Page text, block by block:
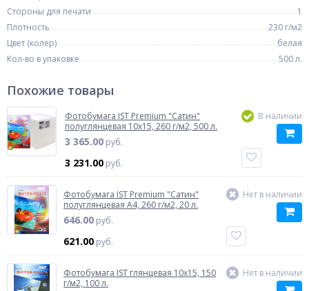
Стороны для печати
1
Плотность
230 г/м2
Цвет (колер)
белая
Кол-во в упаковке
500 л.
Похожие товары
Фотобумага IST Premium "Сатин"
полуглянцевая 10x15, 260 г/м2, 500 л.
3 365.00 руб.
3 231.00 руб.
В наличии
Фотобумага IST Premium "Сатин"
полуглянцевая A4, 260 г/м2, 20 л.
646.00 руб.
621.00 руб.
Нет в наличии
Фотобумага IST глянцевая 10x15, 150
г/м2, 100 л.
Нет в наличии